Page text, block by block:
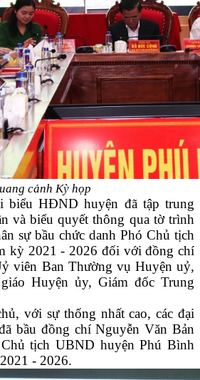
cảnh Kỳ họp
biểu HĐND huyện đã tập trung
và biểu quyết thông qua tờ trình
sự bầu chức danh Phó Chủ tịch
kỳ 2021 - 2026 đối với đồng chí
viên Ban Thường vụ Huyện uỷ,
Huyện ủy, Giám đốc Trung
với sự thống nhất cao, các đại
bầu đồng chí Nguyễn Văn Bản
tịch UBND huyện Phú Bình
- 2026.